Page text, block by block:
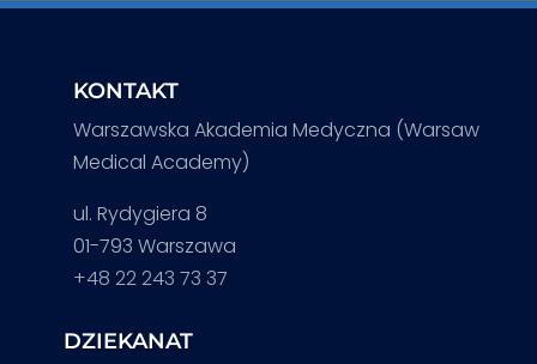
KONTAKT
Warszawska Akademia Medyczna (Warsaw
Medical Academy)
ul. Rydygiera 8
01-793 Warszawa
+48 22 243 73 37
DZIEKANAT